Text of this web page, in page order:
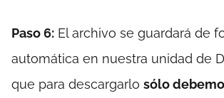
Paso 6: El archivo se guardará de
automática en nuestra unidad de
que para descargarlo sólo